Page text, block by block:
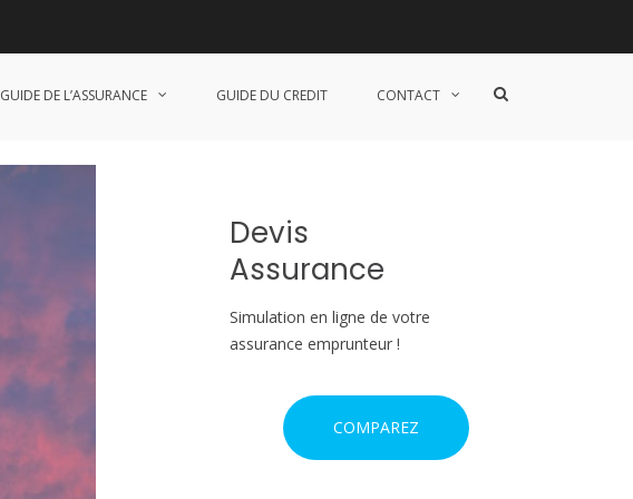
GUIDE DE L’ASSURANCE GUIDE DU CREDIT CONTACT
S
Devis
Assurance
Simulation en ligne de votre
assurance emprunteur !
COMPAREZ